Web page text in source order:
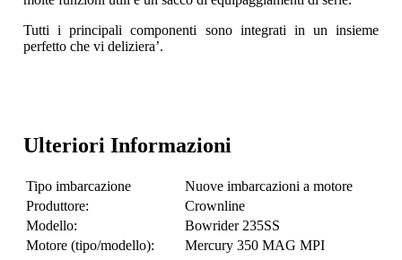
Tutti i principali componenti sono integrati in un insieme
perfetto che vi deliziera’.
Ulteriori Informazioni
Tipo imbarcazione
Nuove imbarcazioni a motore
Produttore:
Crownline
Modello:
Bowrider 235SS
Motore (tipo/modello):
Mercury 350 MAG MPI